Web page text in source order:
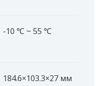
-10 ℃ ~ 55 ℃
184.6×103.3×27 мм